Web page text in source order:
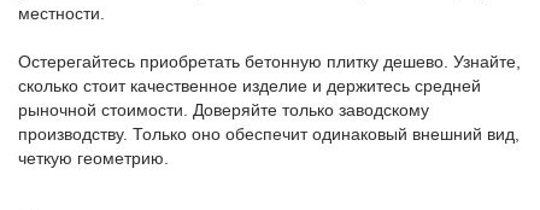
местности.
Остерегайтесь приобретать бетонную плитку дешево. Узнайте,
сколько стоит качественное изделие и держитесь средней
рыночной стоимости. Доверяйте только заводскому
производству. Только оно обеспечит одинаковый внешний вид,
четкую геометрию.